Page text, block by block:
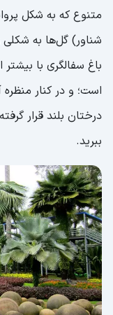
متنوع که به شکل
شناور) گل‌ها به شکلی
باغ سفالگری با
است؛ و در کنار
درختان بلند قرار
ببرید.